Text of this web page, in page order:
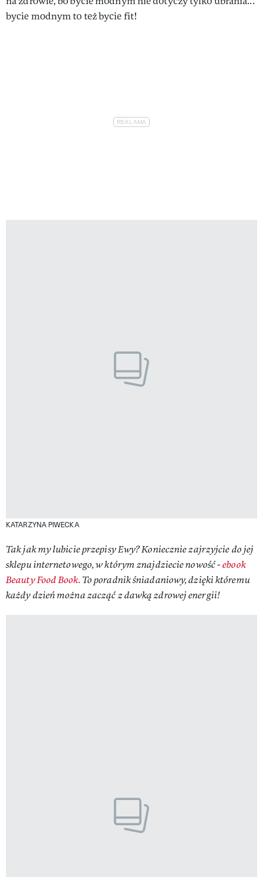
bycie modnym to też bycie fit!
KATARZYNA PIWECKA
Tak jak my lubicie przepisy Ewy? Koniecznie zajrzyjcie do jej
sklepu internetowego, w którym znajdziecie nowość -ebook
Beauty Food Book. To poradnik śniadaniowy, dzięki któremu
każdy dzień można zacząć z dawką zdrowej energii!